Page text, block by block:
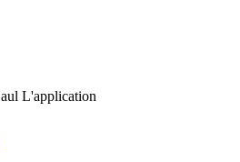
L'application